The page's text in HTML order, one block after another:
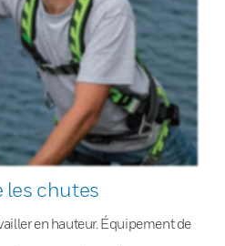
les chutes
en hauteur. Équipement de